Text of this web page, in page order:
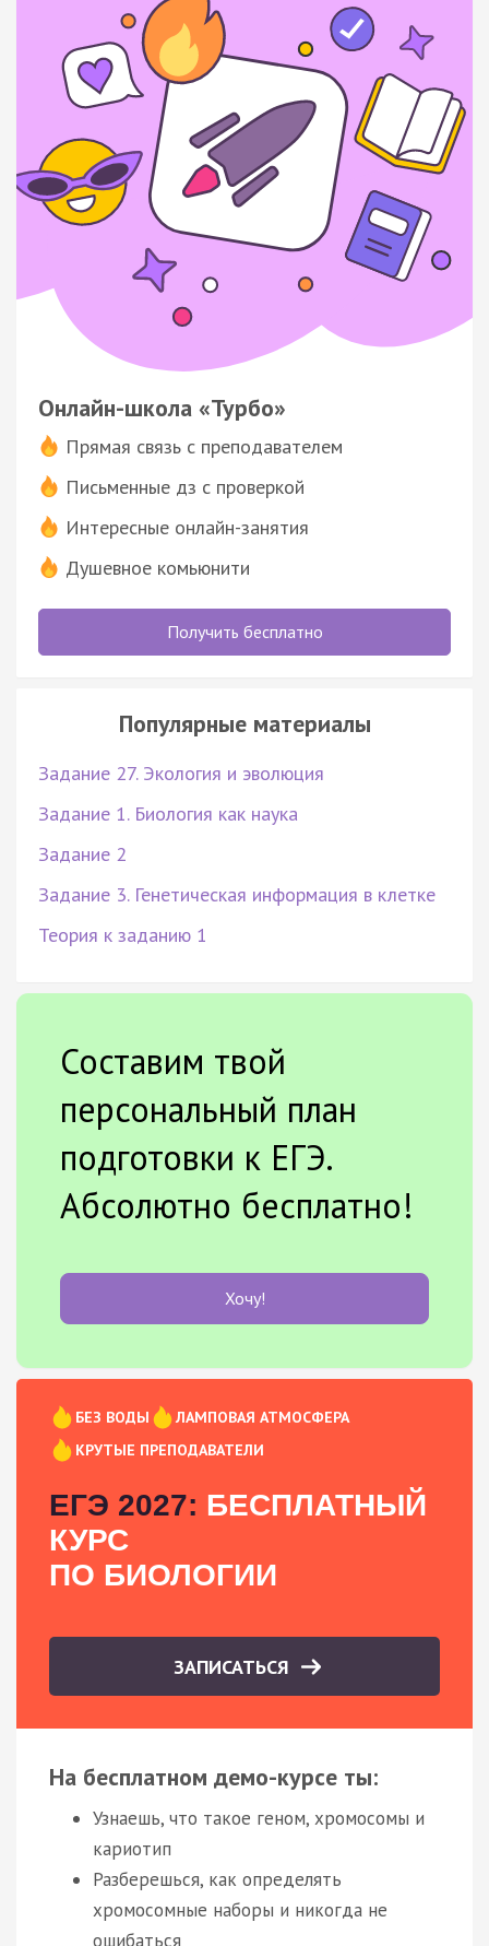
Онлайн-школа «Турбо»
Прямая связь с преподавателем
Письменные дз с проверкой
Интересные онлайн-занятия
Душевное комьюнити
Получить бесплатно
Популярные материалы
Задание 27. Экология и эволюция
Задание 1. Биология как наука
Задание 2
Задание 3. Генетическая информация в клетке
Теория к заданию 1
Составим твой
персональный план
подготовки к ЕГЭ.
Абсолютно бесплатно!
Хочу!
БЕЗ ВОДЫ
ЛАМПОВАЯ АТМОСФЕРА
КРУТЫЕ ПРЕПОДАВАТЕЛИ
ЕГЭ 2027: БЕСПЛАТНЫЙ
КУРС
ПО БИОЛОГИИ
ЗАПИСАТЬСЯ
На бесплатном демо-курсе ты:
Узнаешь, что такое геном, хромосомы и
кариотип
Разберешься, как определять
хромосомные наборы и никогда не
ошибаться